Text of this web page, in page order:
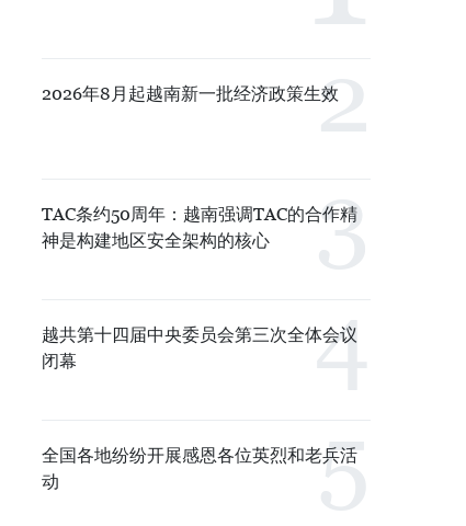
2026年8月起越南新一批经济政策生效
TAC条约50周年：越南强调TAC的合作精
神是构建地区安全架构的核心
越共第十四届中央委员会第三次全体会议
闭幕
全国各地纷纷开展感恩各位英烈和老兵活
动